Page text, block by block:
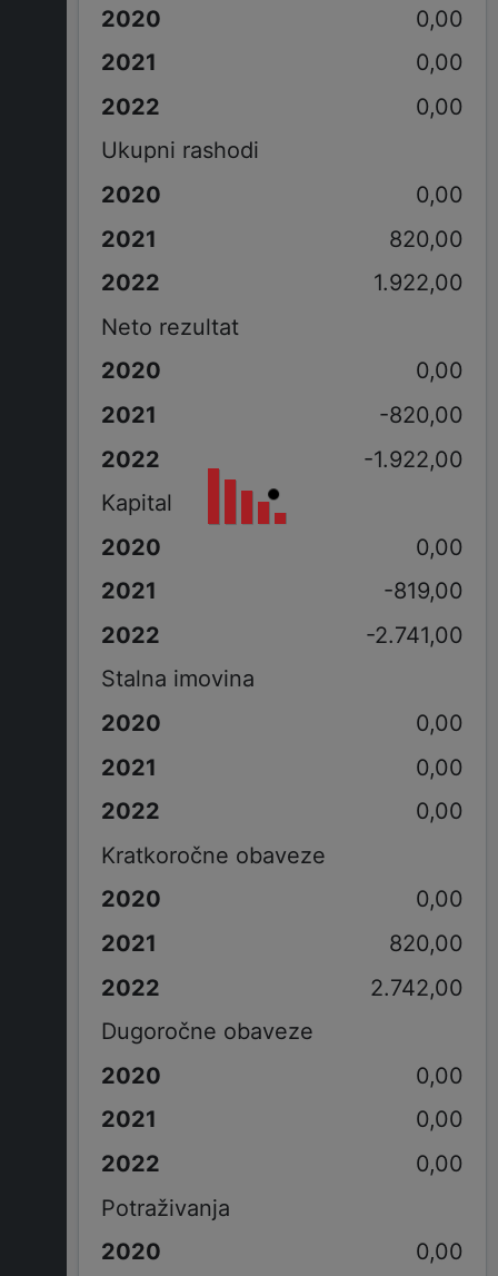
0,00
0,00
0,00
Ukupni rashodi
0,00
820,00
1.922,00
Neto rezultat
0,00
-820,00
-1.922,00
Kapital
0,00
-819,00
-2.741,00
Stalna imovina
0,00
0,00
0,00
Kratkoročne obaveze
0,00
820,00
2.742,00
Dugoročne obaveze
0,00
0,00
0,00
Potraživanja
0,00